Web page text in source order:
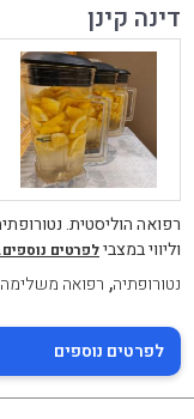
דינה קינן
רפואה הוליסטית.
וליווי במצבילפרטים
נטורופתיה, רפואה משלימה
לפרטים נוספים